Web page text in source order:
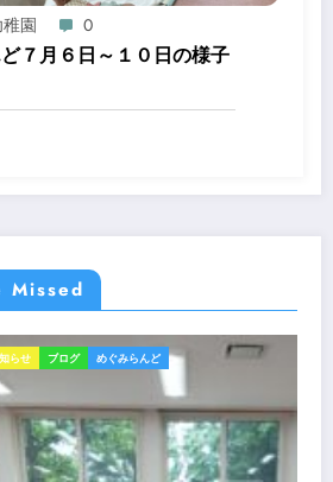
園 0
７月６日～１０日の様子
Missed
んど